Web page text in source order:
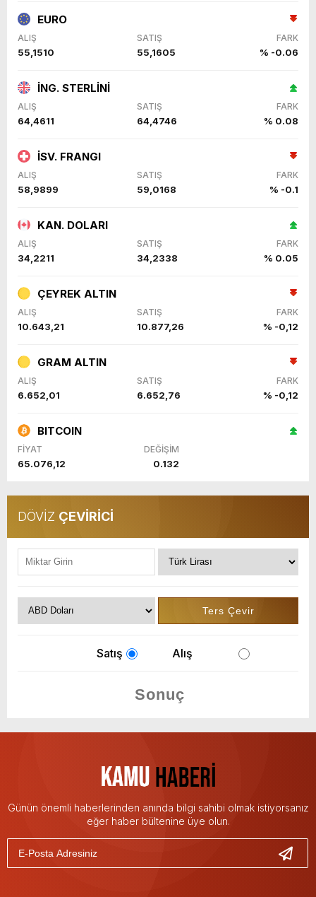
EURO
ALIŞ SATIŞ FARK
55,1510 55,1605 % -0.06
İNG. STERLİNİ
ALIŞ SATIŞ FARK
64,4611 64,4746 % 0.08
İSV. FRANGI
ALIŞ SATIŞ FARK
58,9899 59,0168 % -0.1
KAN. DOLARI
ALIŞ SATIŞ FARK
34,2211 34,2338 % 0.05
ÇEYREK ALTIN
ALIŞ SATIŞ FARK
10.643,21 10.877,26 % -0,12
GRAM ALTIN
ALIŞ SATIŞ FARK
6.652,01 6.652,76 % -0,12
BITCOIN
FİYAT DEĞİŞİM
65.076,12 0.132
DÖVİZ ÇEVİRİCİ
Satış Alış
Günün önemli haberlerinden anında bilgi sahibi olmak istiyorsanız
eğer haber bültenine üye olun.